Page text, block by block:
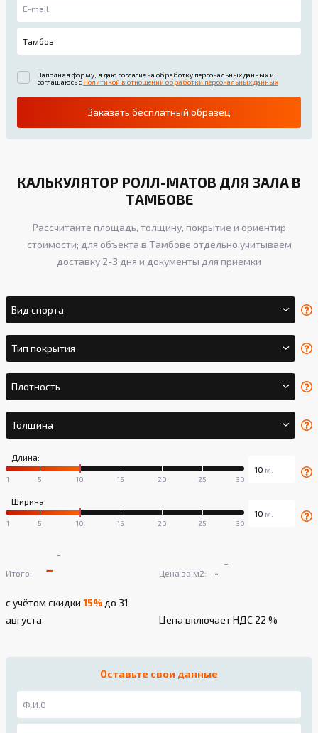
Заполняя форму, я даю согласие на обработку персональных данных и
соглашаюсь с Политикой в отношении обработки персональных данных
Заказать бесплатный образец
КАЛЬКУЛЯТОР РОЛЛ-МАТОВ ДЛЯ ЗАЛА В
ТАМБОВЕ
Рассчитайте площадь, толщину, покрытие и ориентир
стоимости; для объекта в Тамбове отдельно учитываем
доставку 2-3 дня и документы для приемки
Вид спорта
Тип покрытия
Плотность
Толщина
Длина:
Ширина:
Итого: -
-
с учётом скидки 15% до 31
августа
Цена за м2: -
-
Цена включает НДС 22 %
Оставьте свои данные